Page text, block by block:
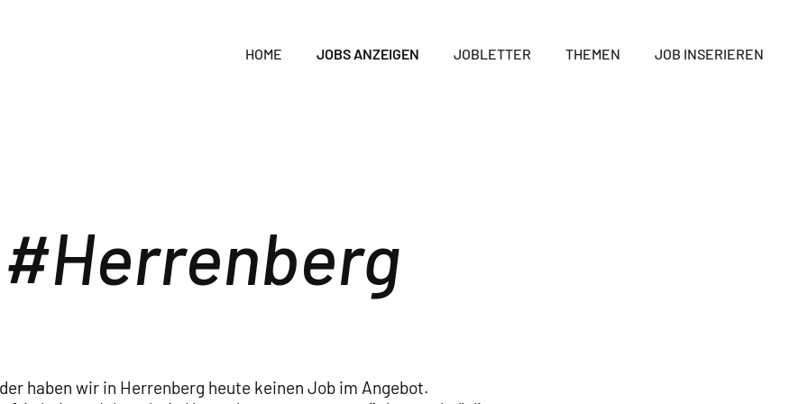
HOME JOBS ANZEIGEN JOBLETTER THEMEN JOB INSERIEREN
Herrenberg
haben wir in Herrenberg heute keinen Job im Angebot.